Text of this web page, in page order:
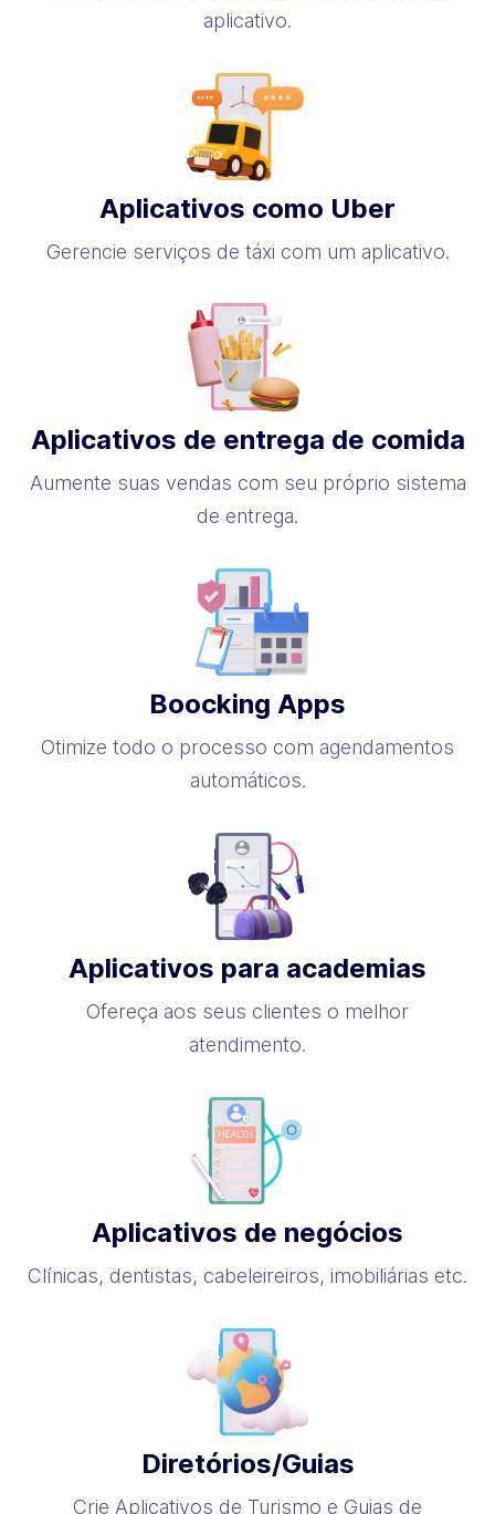
aplicativo.
Aplicativos como Uber
Gerencie serviços de táxi com um aplicativo.
Aplicativos de entrega de comida
Aumente suas vendas com seu próprio sistema
de entrega.
Boocking Apps
Otimize todo o processo com agendamentos
automáticos.
Aplicativos para academias
Ofereça aos seus clientes o melhor
atendimento.
Aplicativos de negócios
Clínicas, dentistas, cabeleireiros, imobiliárias etc.
Diretórios/Guias
Crie Aplicativos de Turismo e Guias de